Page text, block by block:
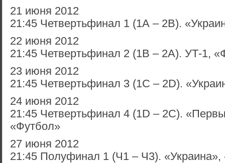
21 июня 2012
21:45 Четвертьфинал 1 (1А – 2В).
22 июня 2012
21:45 Четвертьфинал 2 (1В – 2А). УТ-1,
23 июня 2012
21:45 Четвертьфинал 3 (1С – 2D).
24 июня 2012
21:45 Четвертьфинал 4 (1D – 2С).
«Футбол»
27 июня 2012
21:45 Полуфинал 1 (Ч1 – Ч3). «Украина»,